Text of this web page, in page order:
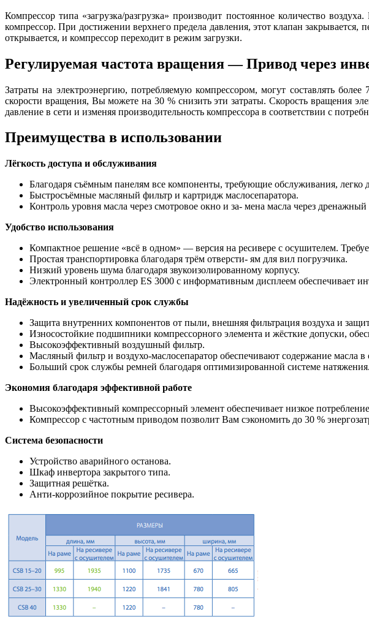
Компрессор типа «загрузка/разгрузка» производит постоянное количество
компрессор. При достижении верхнего предела давления, этот клапан закрывается,
открывается, и компрессор переходит в режим загрузки.
Регулируемая частота вращения — Привод через
Затраты на электроэнергию, потребляемую компрессором, могут составлять
скорости вращения, Вы можете на 30 % снизить эти затраты. Скорость вращения
давление в сети и изменяя производительность компрессора в соответствии с
Преимущества в использовании
Лёгкость доступа и обслуживания
Благодаря съёмным панелям все компоненты, требующие обслуживания, легко
Быстросъёмные масляный фильтр и картридж маслосепаратора.
Контроль уровня масла через смотровое окно и за- мена масла через
Удобство использования
Компактное решение «всё в одном» — версия на ресивере с осушителем.
Простая транспортировка благодаря трём отверсти- ям для вил погрузчика.
Низкий уровень шума благодаря звукоизолированному корпусу.
Электронный контроллер ES 3000 с информативным дисплеем обеспечивает
Надёжность и увеличенный срок службы
Защита внутренних компонентов от пыли, внешняя фильтрация воздуха и
Износостойкие подшипники компрессорного элемента и жёсткие допуски,
Высокоэффективный воздушный фильтр.
Масляный фильтр и воздухо-маслосепаратор обеспечивают содержание масла в
Больший срок службы ремней благодаря оптимизированной системе натяжения.
Экономия благодаря эффективной работе
Высокоэффективный компрессорный элемент обеспечивает низкое
Компрессор с частотным приводом позволит Вам сэкономить до 30 %
Система безопасности
Устройство аварийного останова.
Шкаф инвертора закрытого типа.
Защитная решётка.
Анти-коррозийное покрытие ресивера.